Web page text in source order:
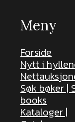
Meny
Forside
Nytt i
Søk bøker |
books
Kataloger |